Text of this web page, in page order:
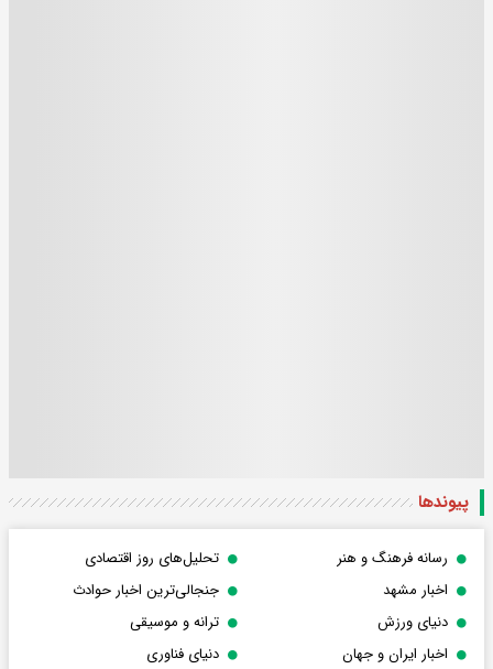
پیوندها
رسانه فرهنگ و هنر
تحلیل‌های روز اقتصادی
اخبار مشهد
جنجالی‌ترین اخبار حوادث
دنیای ورزش
ترانه و موسیقی
اخبار ایران و جهان
دنیای فناوری